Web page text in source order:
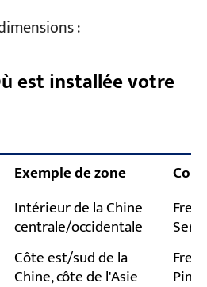
:
est installée votre
Exemple de zone
Intérieur de la Chine
centrale/occidentale
Côte est/sud de la
Chine, côte de l'Asie